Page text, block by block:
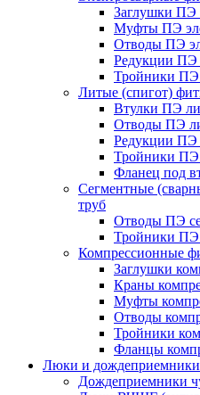
Заглушки ПЭ
Муфты ПЭ
Отводы ПЭ
Редукции ПЭ
Тройники ПЭ
Литые (спигот)
Втулки ПЭ
Отводы ПЭ
Редукции ПЭ
Тройники ПЭ
Фланец под
Сегментные
труб
Отводы ПЭ
Тройники ПЭ
Компрессионные
Заглушки
Краны
Муфты
Отводы
Тройники
Фланцы
Люки и дождеприемники
Дождеприемники